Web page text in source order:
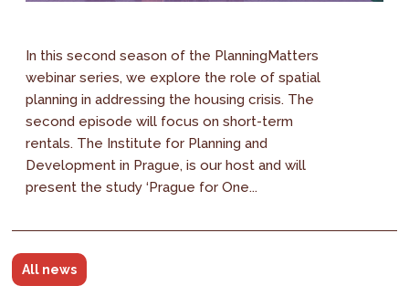
In this second season of the PlanningMatters
webinar series, we explore the role of spatial
planning in addressing the housing crisis. The
second episode will focus on short-term
rentals. The Institute for Planning and
Development in Prague, is our host and will
present the study ‘Prague for One...
All news